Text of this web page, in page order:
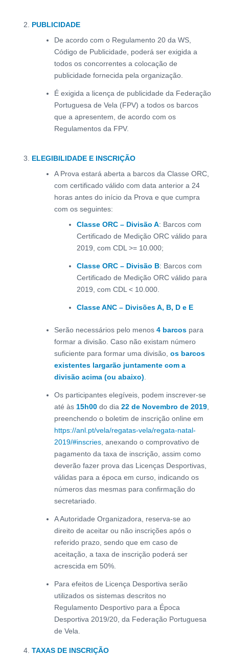
PUBLICIDADE
De acordo com o Regulamento 20 da WS,
Código de Publicidade, poderá ser exigida a
todos os concorrentes a colocação de
publicidade fornecida pela organização.
É exigida a licença de publicidade da Federação
Portuguesa de Vela (FPV) a todos os barcos
que a apresentem, de acordo com os
Regulamentos da FPV.
ELEGIBILIDADE E INSCRIÇÃO
A Prova estará aberta a barcos da Classe ORC,
com certificado válido com data anterior a 24
horas antes do início da Prova e que cumpra
com os seguintes:
Classe ORC – Divisão A: Barcos com
Certificado de Medição ORC válido para
2019, com CDL >= 10.000;
Classe ORC – Divisão B: Barcos com
Certificado de Medição ORC válido para
2019, com CDL < 10.000.
Classe ANC – Divisões A, B, D e E
Serão necessários pelo menos 4 barcospara
formar a divisão. Caso não existam número
suficiente para formar uma divisão, os barcos
existentes largarão juntamente com a
divisão acima (ou abaixo)
Os participantes elegíveis, podem inscrever-se
até às 15h00do dia 22 de Novembro de 2019,
preenchendo o boletim de inscrição online em
https://anl.pt/vela/regatas-vela/regata-natal-
2019/#inscries, anexando o comprovativo de
pagamento da taxa de inscrição, assim como
deverão fazer prova das Licenças Desportivas,
válidas para a época em curso, indicando os
números das mesmas para confirmação do
secretariado.
A Autoridade Organizadora, reserva-se ao
direito de aceitar ou não inscrições após o
referido prazo, sendo que em caso de
aceitação, a taxa de inscrição poderá ser
acrescida em 50%.
Para efeitos de Licença Desportiva serão
utilizados os sistemas descritos no
Regulamento Desportivo para a Época
Desportiva 2019/20, da Federação Portuguesa
de Vela.
TAXAS DE INSCRIÇÃO